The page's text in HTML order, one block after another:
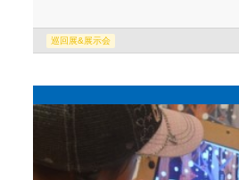
巡回展&展示会